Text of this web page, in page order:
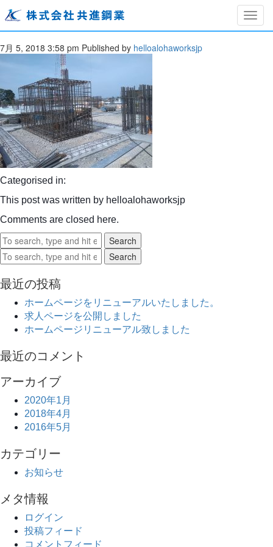
index04
7月 5, 2018 3:58 pm Published by helloalohaworksjp
Categorised in:
This post was written by helloalohaworksjp
Comments are closed here.
Search
Search
最近の投稿
ホームページをリニューアルいたしました。
求人ページを公開しました
ホームページリニューアル致しました
最近のコメント
アーカイブ
2020年1月
2018年4月
2016年5月
カテゴリー
お知らせ
メタ情報
ログイン
投稿フィード
コメントフィード